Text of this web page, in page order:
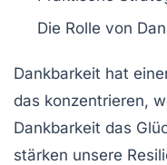
Die Rolle von
Dankbarkeit hat
das konzentrieren,
Dankbarkeit das
stärken unsere